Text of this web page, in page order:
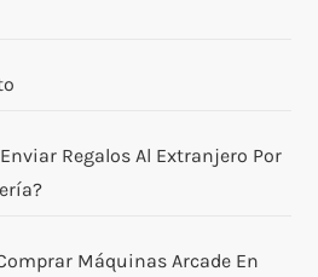
Regalos Al Extranjero Por
Máquinas Arcade En